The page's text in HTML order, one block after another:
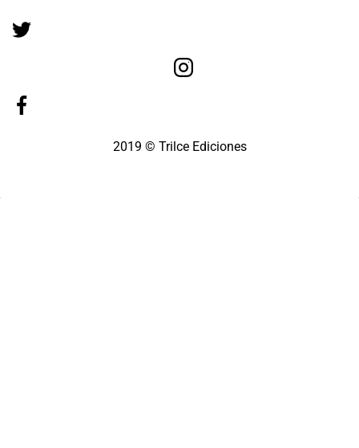
2019 © Trilce Ediciones